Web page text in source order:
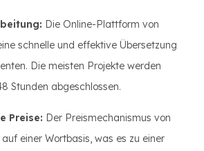
Die Online-Plattform von
schnelle und effektive Übersetzung
Die meisten Projekte werden
Stunden abgeschlossen.
Preise: Der Preismechanismus von
einer Wortbasis, was es zu einer